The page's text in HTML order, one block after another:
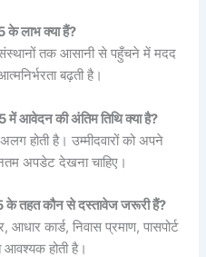
केलाभक्याहैं?
संस्थानों तक आसानी से पहुँचने में मदद
बढ़ती है।
मेंआवेदनकीअंतिमतिथिक्याहै?
होती है। उम्मीदवारों को अपने
अपडेट देखना चाहिए।
केतहतकौनसेदस्तावेजजरूरीहैं?
कार्ड, निवास प्रमाण, पासपोर्ट
होती है।